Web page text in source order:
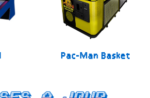
Pac-Man Basket